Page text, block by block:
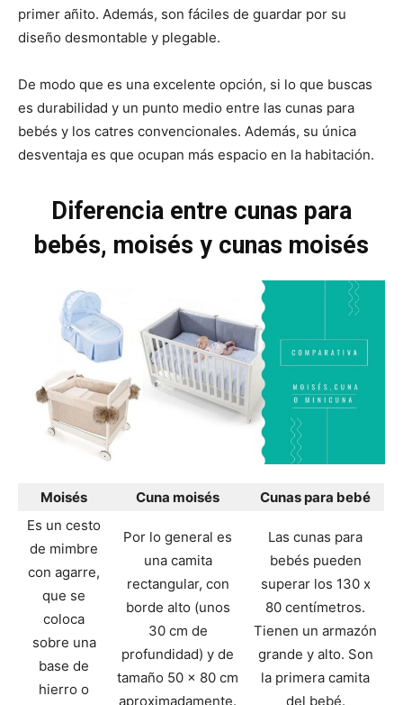
primer añito. Además, son fáciles de guardar por su
diseño desmontable y plegable.
De modo que es una excelente opción, si lo que buscas
es durabilidad y un punto medio entre las cunas para
bebés y los catres convencionales. Además, su única
desventaja es que ocupan más espacio en la habitación.
Diferencia entre cunas para
bebés, moisés y cunas moisés
Moisés Cuna moisés
Cunas para bebé
Es un cesto
de mimbre
con agarre,
que se
coloca
sobre una
base de
hierro o
Por lo general es
una camita
rectangular, con
borde alto (unos
30 cm de
profundidad) y de
tamaño 50 x 80 cm
aproximadamente.
Las cunas para
bebés pueden
superar los 130 x
80 centímetros.
Tienen un armazón
grande y alto. Son
la primera camita
del bebé.